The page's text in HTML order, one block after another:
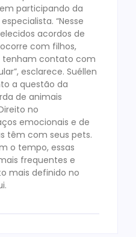
participando da
“Nesse
acordos de
com filhos,
tenham contato com
esclarece. Suéllen
a questão da
de animais
no
emocionais e de
têm com seus pets.
o tempo, essas
frequentes e
mais definido no